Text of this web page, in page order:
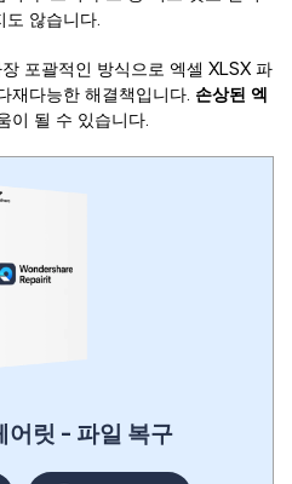
도 않습니다.
포괄적인 방식으로 엑셀 XLSX 파
재다능한 해결책입니다. 손상된 엑
이 될 수 있습니다.
어릿 - 파일 복구